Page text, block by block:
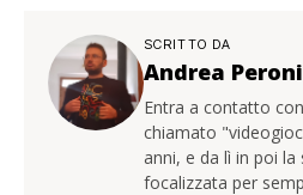
SCRITTO DA
Andrea Peroni
Entra a contatto
chiamato
anni, e da lì in poi
focalizzata per